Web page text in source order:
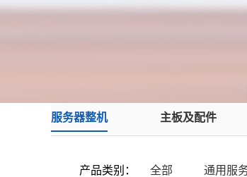
服务器整机 主板及配件
产品类别： 全部 通用服